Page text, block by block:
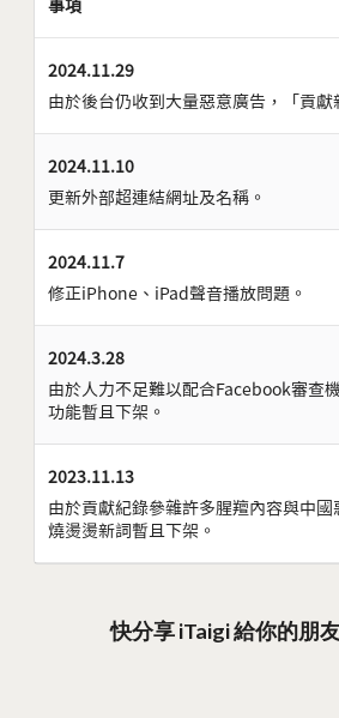
事項
2024.11.29
由於後台仍收到大量惡意廣告，「貢獻
2024.11.10
更新外部超連結網址及名稱。
2024.11.7
修正iPhone、iPad聲音播放問題。
2024.3.28
由於人力不足難以配合Facebook審查
功能暫且下架。
2023.11.13
由於貢獻紀錄參雜許多腥羶內容與中國
燒燙燙新詞暫且下架。
快分享 iTaigi 給你的朋